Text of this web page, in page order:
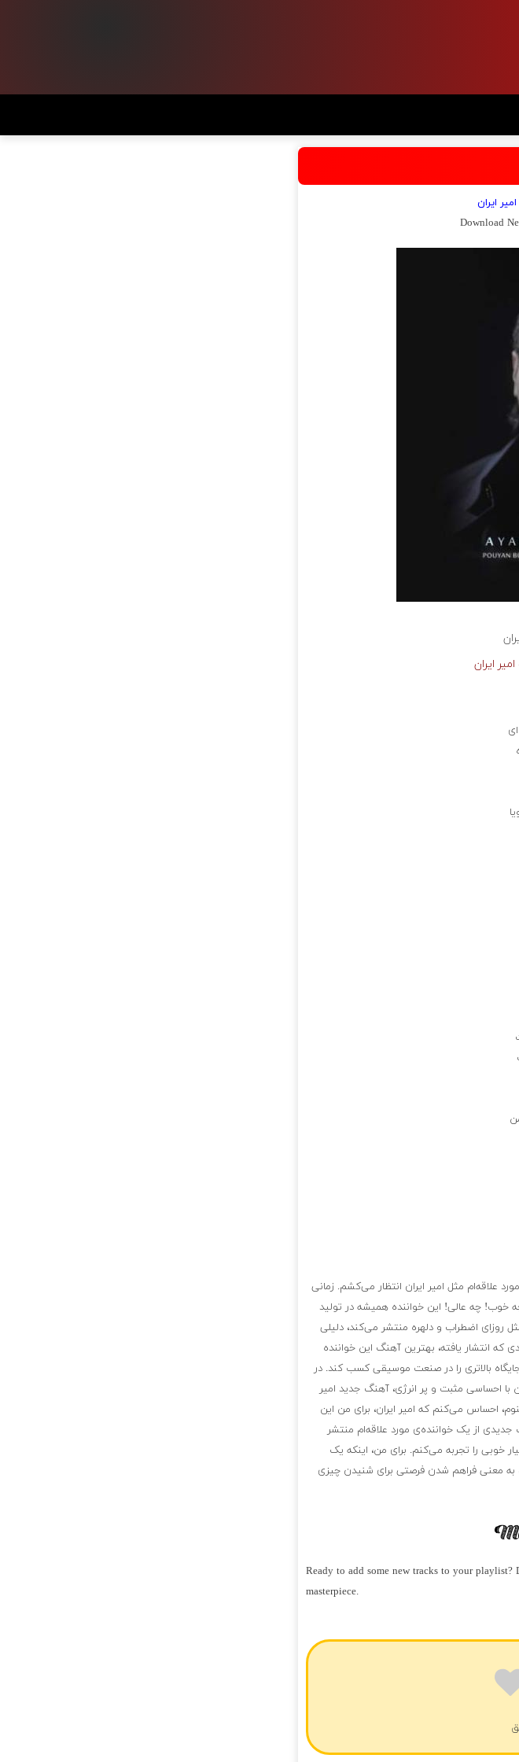
ایران
Download
ایران
علاقه‌ام مثل امیر ایران انتظار می‌کشم. زمانی
چه عالی! این خواننده همیشه در تولید
اضطراب و دلهره منتشر می‌کند، دلیلی
انتشار یافته، بهترین آهنگ این خواننده
بالاتری را در صنعت موسیقی کسب کند. در
احساسی مثبت و پر انرژی، آهنگ جدید امیر
احساس می‌کنم که امیر ایران، برای من این
از یک خواننده‌ی مورد علاقه‌ام منتشر
خوبی را تجربه می‌کنم. برای من، اینکه یک
به معنی فراهم شدن فرصتی برای شنیدن چیزی
Ready to add some new tracks to your
masterpiece.